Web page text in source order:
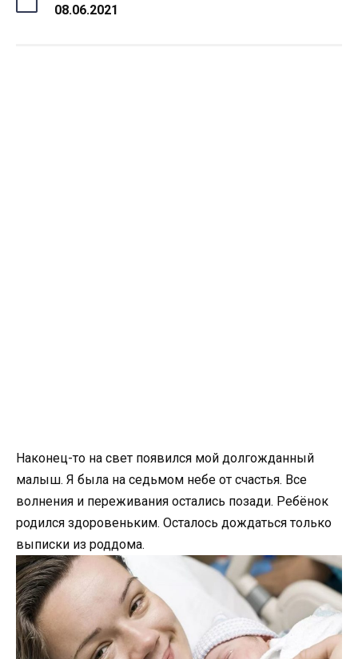
08.06.2021
Наконец-то на свет появился мой долгожданный
малыш. Я была на седьмом небе от счастья. Все
волнения и переживания остались позади. Ребёнок
родился здоровеньким. Осталось дождаться только
выписки из роддома.